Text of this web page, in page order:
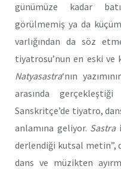
günümüze kadar
görülmemiş ya da
varlığından da söz
tiyatrosu’nun en eski
Natyasastra‘nın
arasında gerçekleştiği
Sanskritçe’de tiyatro,
anlamına geliyor. Sastra
derlendiği kutsal metin”,
dans ve müzikten